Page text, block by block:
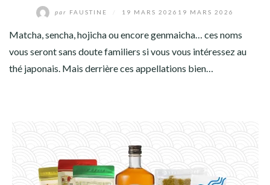
par FAUSTINE 19 MARS 2026 19 MARS 2026
Matcha, sencha, hojicha ou encore genmaicha… ces noms
vous seront sans doute familiers si vous vous intéressez au
thé japonais. Mais derrière ces appellations bien…